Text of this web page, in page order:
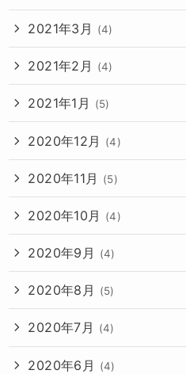
2021年3月 (4)
2021年2月 (4)
2021年1月 (5)
2020年12月 (4)
2020年11月 (5)
2020年10月 (4)
2020年9月 (4)
2020年8月 (5)
2020年7月 (4)
2020年6月 (4)